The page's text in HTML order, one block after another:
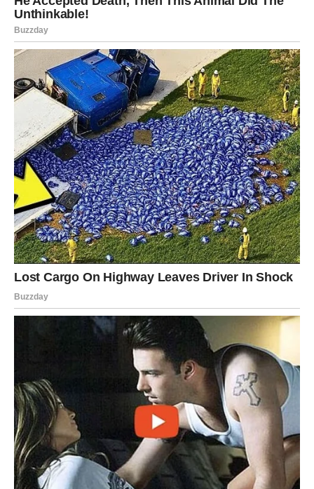
Ono što Perfex razlikuje od ostalih proizvođača je njegova
nepokolebljiva predanost povećanju trajnosti svojih ručnika i
toaletnog papira. Ova je posvećenost stekla veliko priznanje
jer su Perfex rolice poznate po svojoj iznimnoj dugovječnosti.
Dodatno, Perfex proizvodi u skladu su sa strogim standardima
koje je postavio IFS, dodatno učvršćujući njihovu reputaciju
lidera u kvaliteti. Štoviše, Perfex nudi troslojne toaletne papire
koji podsjećaju na pamuk, pokazujući iznimnu sposobnost
upijanja i produljenu trajnost, čime se smanjuje potreba za
čestim motanjem listova.
bonus tekst:
Brzo raširena metoda za ublažavanje visokih temperatura
stekla je široku popularnost nakon što ju je jedan pojedinac
promovirao na društvenim mrežama. Njezin utjecaj naveo je
brojne pojedince da prihvate praksu stavljanja ručnika u
zamrzivač radi osvježavajućeg hlađenja, pružajući prednosti
ne samo sebi već i svojim ljubimcima. Ovaj ručnik se može
staviti na bilo koji dio tijela za trenutačno oslobađanje od
vrućine.
Odabir odgovarajućeg ručnika je bitan jer su tanke i gotovo
prozirne salvete neadekvatne za praktičnu upotrebu. Ove
vrste salveta sklone su raspadanju i mogu se lijepiti za